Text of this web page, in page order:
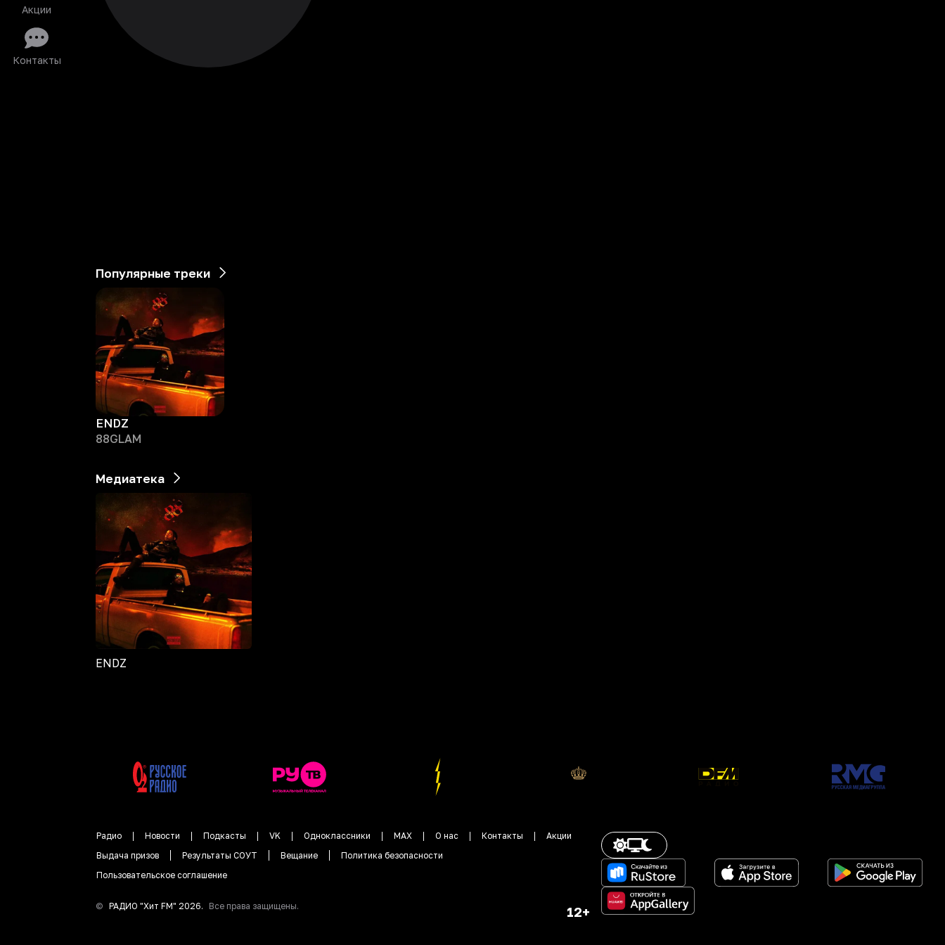
Акции
Контакты
Популярные треки
ENDZ
88GLAM
Медиатека
ENDZ
Радио Новости Подкасты VK Одноклассники MAX О нас Контакты
Акции
Выдача призов
Результаты СОУТ Вещание
Политика безопасности
Пользовательское соглашение
© РАДИО "Хит FM" 2026. Все права защищены. 12+